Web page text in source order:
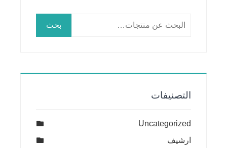
بحث
التصنيفات
Uncategorized
ارشيف